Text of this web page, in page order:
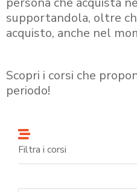
supportandola, oltre
acquisto, anche nel
Scopri i corsi che
periodo!
Filtra i corsi